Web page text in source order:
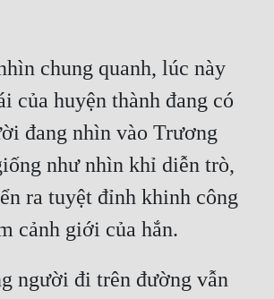
chung quanh, lúc này
của huyện thành đang có
đang nhìn vào Trương
như nhìn khỉ diễn trò,
ra tuyệt đỉnh khinh công
người đi trên đường vẫn